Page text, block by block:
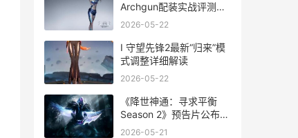
Archgun配装实战评测与
应用分析
2026-05-22
I 守望先锋2最新“归来”模
式调整详细解读
2026-05-22
《降世神通：寻求平衡
Season 2》预告片公布，
展示拓芙指南安昂
2026-05-21